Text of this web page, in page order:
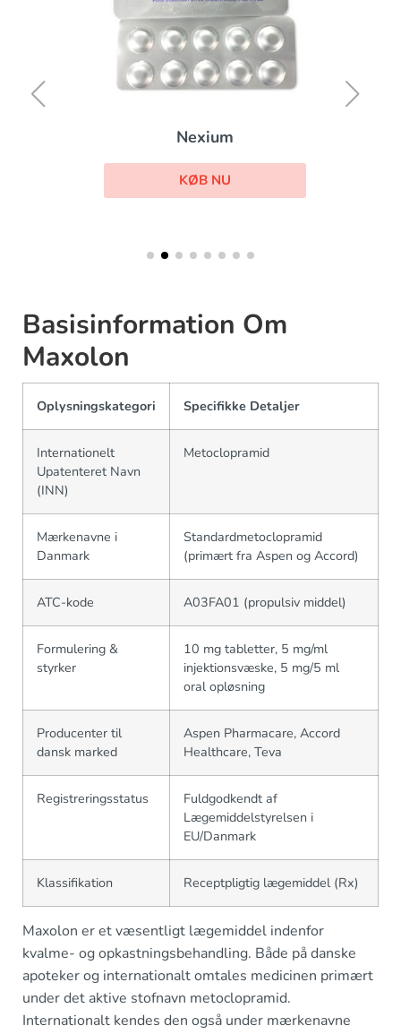
Nexium
KØB NU
Basisinformation Om
Maxolon
Oplysningskategori Specifikke Detaljer
Internationelt
Upatenteret Navn
(INN)
Metoclopramid
Mærkenavne i
Danmark
Standardmetoclopramid
(primært fra Aspen og Accord)
ATC-kode A03FA01 (propulsiv middel)
Formulering &
styrker
10 mg tabletter, 5 mg/ml
injektionsvæske, 5 mg/5 ml
oral opløsning
Producenter til
dansk marked
Aspen Pharmacare, Accord
Healthcare, Teva
Registreringsstatus
Fuldgodkendt af
Lægemiddelstyrelsen i
EU/Danmark
Klassifikation Receptpligtig lægemiddel (Rx)
Maxolon er et væsentligt lægemiddel indenfor
kvalme- og opkastningsbehandling. Både på danske
apoteker og internationalt omtales medicinen primært
under det aktive stofnavn metoclopramid.
Internationalt kendes den også under mærkenavne